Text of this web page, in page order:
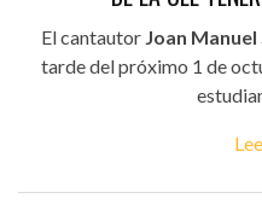
El cantautor Joan
tarde del próximo 1 de